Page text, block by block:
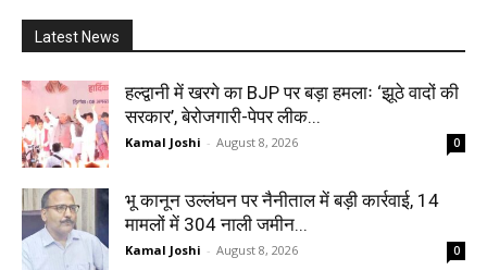
Latest News
हल्द्वानी में खरगे का BJP पर बड़ा हमलाः ‘झूठे वादों की
सरकार’, बेरोजगारी-पेपर लीक...
Kamal Joshi - August 8, 2026 0
भू कानून उल्लंघन पर नैनीताल में बड़ी कार्रवाई, 14
मामलों में 304 नाली जमीन...
Kamal Joshi - August 8, 2026 0